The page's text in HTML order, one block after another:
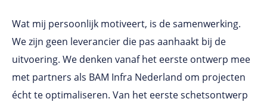
Wat mij persoonlijk motiveert, is de samenwerking.
We zijn geen leverancier die pas aanhaakt bij de
uitvoering. We denken vanaf het eerste ontwerp mee
met partners als BAM Infra Nederland om projecten
écht te optimaliseren. Van het eerste schetsontwerp